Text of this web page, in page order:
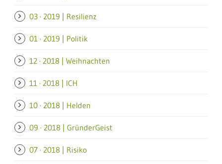
03 · 2019 | Resilienz
01 · 2019 | Politik
12 · 2018 | Weihnachten
11 · 2018 | ICH
10 · 2018 | Helden
09 · 2018 | GründerGeist
07 · 2018 | Risiko